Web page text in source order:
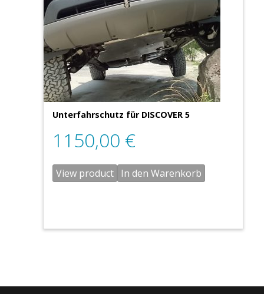
Unterfahrschutz für DISCOVER 5
1150,00 €
View product In den Warenkorb